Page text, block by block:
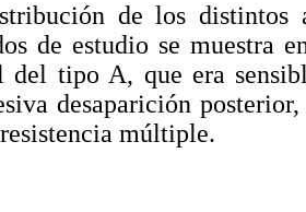
de los distintos
de estudio se muestra
del tipo A, que era
desaparición
múltiple.